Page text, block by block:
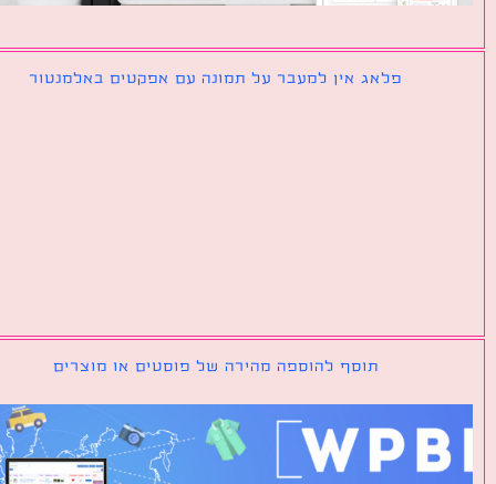
פלאג אין למעבר על תמונה עם אפקטים באלמנטור
תוסף להוספה מהירה של פוסטים או מוצרים